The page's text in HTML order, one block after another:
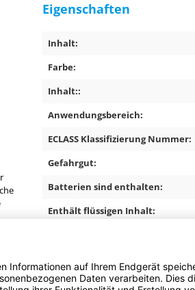
Eigenschaften
Inhalt:
Farbe:
Inhalt::
Anwendungsbereich:
ECLASS Klassifizierung Nummer:
Gefahrgut:
Batterien sind enthalten:
Enthält flüssigen Inhalt: